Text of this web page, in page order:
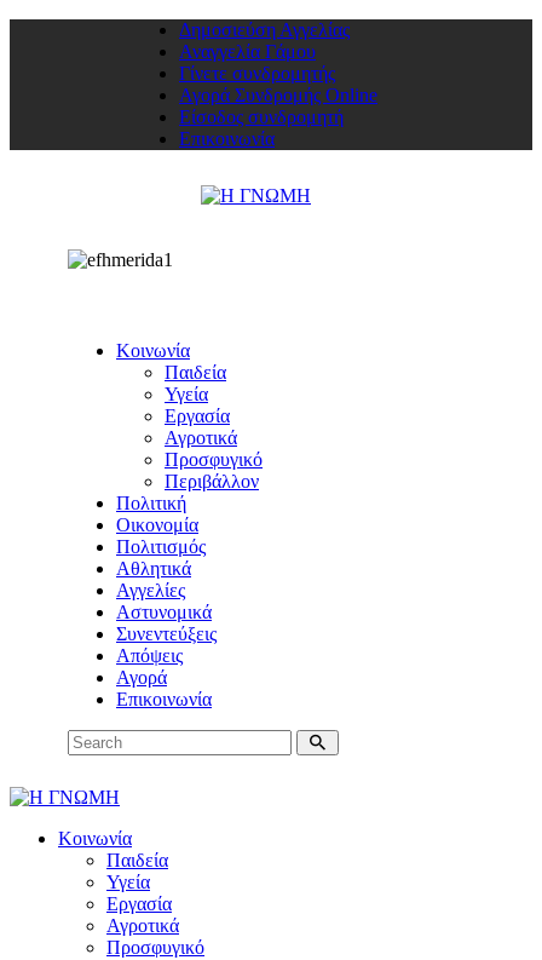
Δημοσιεύση Αγγελίας
Αναγγελία Γάμου
Γίνετε συνδρομητής
Αγορά Συνδρομής Online
Είσοδος συνδρομητή
Επικοινωνία
Κοινωνία
Παιδεία
Υγεία
Εργασία
Αγροτικά
Προσφυγικό
Περιβάλλον
Πολιτική
Οικονομία
Πολιτισμός
Αθλητικά
Αγγελίες
Αστυνομικά
Συνεντεύξεις
Απόψεις
Αγορά
Επικοινωνία
Κοινωνία
Παιδεία
Υγεία
Εργασία
Αγροτικά
Προσφυγικό